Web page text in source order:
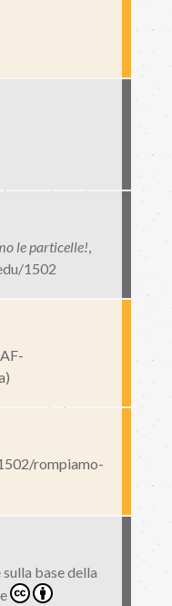
le particelle!,
1502
rompiamo-
base della